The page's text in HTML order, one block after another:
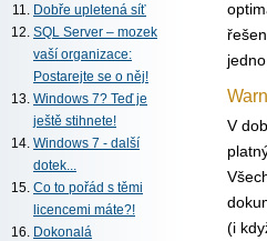
Dobře upletená síť
SQL Server – mozek
vaší organizace:
Postarejte se o něj!
Windows 7? Teď je
ještě stihnete!
Windows 7 - další
dotek...
Co to pořád s těmi
licencemi máte?!
Dokonalá
V
(i